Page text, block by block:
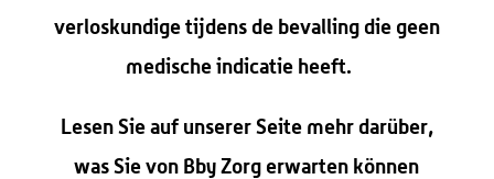
verloskundige tijdens de bevalling die geen
medische indicatie heeft.
Lesen Sie auf unserer Seite mehr darüber,
was Sie von Bby Zorg erwarten können